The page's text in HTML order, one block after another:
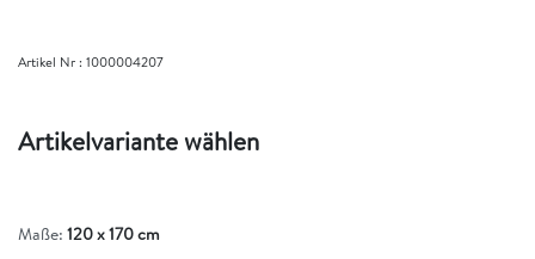
Artikel Nr :1000004207
Artikelvariante wählen
Maße: 120 x 170 cm